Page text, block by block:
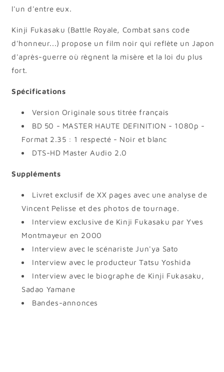
l'un d'entre eux.
Kinji Fukasaku (Battle Royale, Combat sans code
d'honneur...) propose un film noir qui reflète un Japon
d'après-guerre où règnent la misère et la loi du plus
fort.
Spécifications
Version Originale sous titrée français
BD 50 - MASTER HAUTE DEFINITION - 1080p -
Format 2.35 : 1 respecté - Noir et blanc
DTS-HD Master Audio 2.0
Suppléments
Livret exclusif de XX pages avec une analyse de
Vincent Pelisse et des photos de tournage.
Interview exclusive de Kinji Fukasaku par Yves
Montmayeur en 2000
Interview avec le scénariste Jun'ya Sato
Interview avec le producteur Tatsu Yoshida
Interview avec le biographe de Kinji Fukasaku,
Sadao Yamane
Bandes-annonces